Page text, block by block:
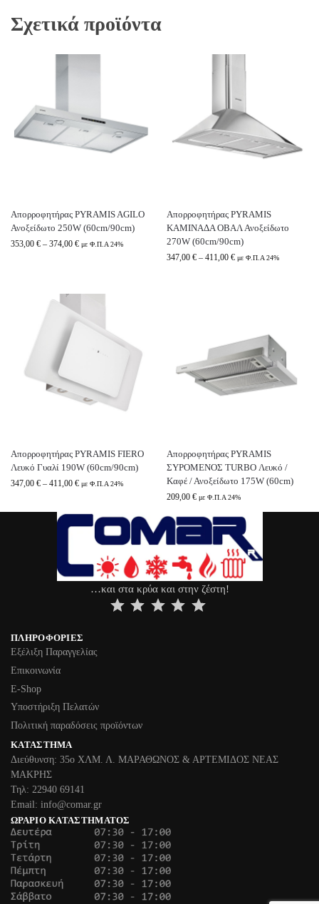
Σχετικά προϊόντα
Απορροφητήρας PYRAMIS AGILO
Ανοξείδωτο 250W (60cm/90cm)
353,00 € – 374,00 € με Φ.Π.Α 24%
Απορροφητήρας PYRAMIS
ΚΑΜΙΝΑΔΑ ΟΒΑΛ Ανοξείδωτο
270W (60cm/90cm)
347,00 € – 411,00 € με Φ.Π.Α 24%
Απορροφητήρας PYRAMIS FIERO
Λευκό Γυαλί 190W (60cm/90cm)
347,00 € – 411,00 € με Φ.Π.Α 24%
Απορροφητήρας PYRAMIS
ΣΥΡΟΜΕΝΟΣ TURBO Λευκό /
Καφέ / Ανοξείδωτο 175W (60cm)
209,00 € με Φ.Π.Α 24%
…και στα κρύα και στην ζέστη!
ΠΛΗΡΟΦΟΡΊΕΣ
Εξέλιξη Παραγγελίας
Επικοινωνία
Ε-Shop
Υποστήριξη Πελατών
Πολιτική παραδόσεις προϊόντων
ΚΑΤΆΣΤΗΜΑ
Διεύθυνση: 35ο ΧΛΜ. Λ. ΜΑΡΑΘΩΝΟΣ & ΑΡΤΕΜΙΔΟΣ ΝΕΑΣ
ΜΑΚΡΗΣ
Τηλ: 22940 69141
Email: info@comar.gr
ΩΡΆΡΙΟ ΚΑΤΑΣΤΉΜΑΤΟΣ